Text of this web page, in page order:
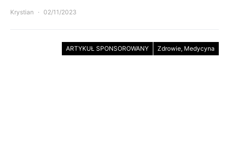
Krystian 02/11/2023
ARTYKUŁ SPONSOROWANY Zdrowie, Medycyna